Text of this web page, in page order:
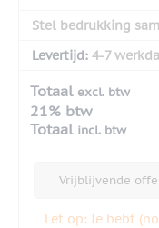
Stel bedrukking
Levertijd: 4-7
Totaal excl. btw
21% btw
Totaal incl. btw
Vrijblijvende
Let op: Je hebt